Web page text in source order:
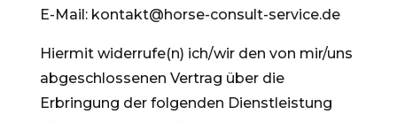
E-Mail: kontakt@horse-consult-service.de
Hiermit widerrufe(n) ich/wir den von mir/uns
abgeschlossenen Vertrag über die
Erbringung der folgenden Dienstleistung